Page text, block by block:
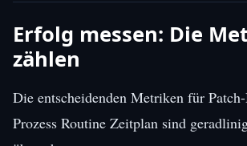
Erfolg messen: Die
zählen
Die entscheidenden Metriken für
Prozess Routine Zeitplan sind